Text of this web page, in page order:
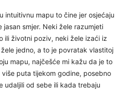
intuitivnu mapu to čine jer osjećaju
jasan smjer. Neki žele razumjeti
ili životni poziv, neki žele izaći iz
jedno, a to je povratak vlastitoj
mapu, najčešće mi kažu da je to
puta tijekom godine, posebno
udaljili od sebe ili kada trebaju